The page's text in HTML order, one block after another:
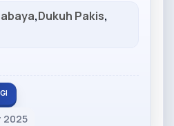
,Dukuh Pakis,
2025